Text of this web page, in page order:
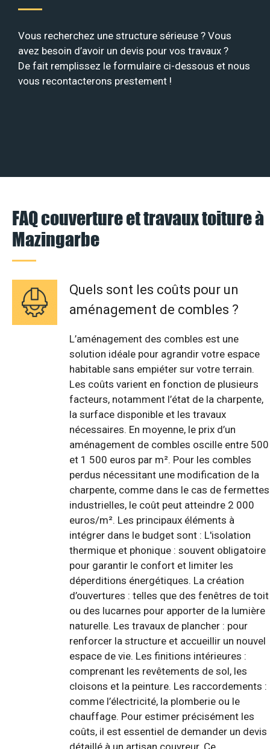
Vous recherchez une structure sérieuse ? Vous
avez besoin d’avoir un devis pour vos travaux ?
De fait remplissez le formulaire ci-dessous et nous
vous recontacterons prestement !
FAQ couverture et travaux toiture à
Mazingarbe
Quels sont les coûts pour un
aménagement de combles ?
L’aménagement des combles est une
solution idéale pour agrandir votre espace
habitable sans empiéter sur votre terrain.
Les coûts varient en fonction de plusieurs
facteurs, notamment l’état de la charpente,
la surface disponible et les travaux
nécessaires. En moyenne, le prix d’un
aménagement de combles oscille entre 500
et 1 500 euros par m². Pour les combles
perdus nécessitant une modification de la
charpente, comme dans le cas de fermettes
industrielles, le coût peut atteindre 2 000
euros/m². Les principaux éléments à
intégrer dans le budget sont : L'isolation
thermique et phonique : souvent obligatoire
pour garantir le confort et limiter les
déperditions énergétiques. La création
d’ouvertures : telles que des fenêtres de toit
ou des lucarnes pour apporter de la lumière
naturelle. Les travaux de plancher : pour
renforcer la structure et accueillir un nouvel
espace de vie. Les finitions intérieures :
comprenant les revêtements de sol, les
cloisons et la peinture. Les raccordements :
comme l’électricité, la plomberie ou le
chauffage. Pour estimer précisément les
coûts, il est essentiel de demander un devis
détaillé à un artisan couvreur. Ce